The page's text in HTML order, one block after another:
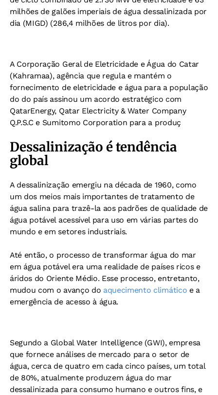
milhões de galões imperiais de água dessalinizada por
dia (MIGD) (286,4 milhões de litros por dia).
A Corporação Geral de Eletricidade e Água do Catar
(Kahramaa), agência que regula e mantém o
fornecimento de eletricidade e água para a população
do do país assinou um acordo estratégico com
QatarEnergy, Qatar Electricity & Water Company
Q.P.S.C e Sumitomo Corporation para a produç
Dessalinização é tendência
global
A dessalinização emergiu na década de 1960, como
um dos meios mais importantes de tratamento de
água salina para trazê-la aos padrões de qualidade de
água potável acessível para uso em várias partes do
mundo e em setores industriais.
Até então, o processo de transformar água do mar
em água potável era uma realidade de países ricos e
áridos do Oriente Médio. Esse processo, entretanto,
mudou com o avanço do aquecimento climático e a
emergência de acesso à água.
Segundo a Global Water Intelligence (GWI), empresa
que fornece análises de mercado para o setor de
água, cerca de quatro em cada cinco países, um total
de 80%, atualmente produzem água do mar
dessalinizada para consumo humano e outros fins, e